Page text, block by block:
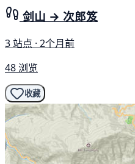
剑山 → 次郎笈
3 站点 · 2个月前
48 浏览
收藏